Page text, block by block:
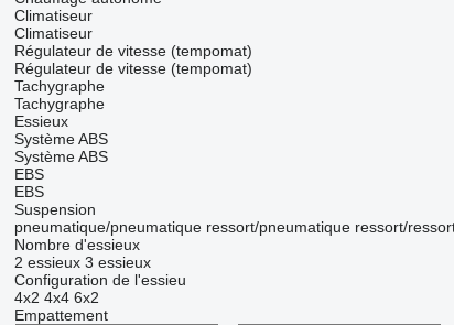
Climatiseur
Climatiseur
Régulateur de vitesse (tempomat)
Régulateur de vitesse (tempomat)
Tachygraphe
Tachygraphe
Essieux
Système ABS
Système ABS
EBS
EBS
Suspension
pneumatique/pneumatique ressort/pneumatique ressort/
Nombre d'essieux
2 essieux 3 essieux
Configuration de l'essieu
4x2 4x4 6x2
Empattement